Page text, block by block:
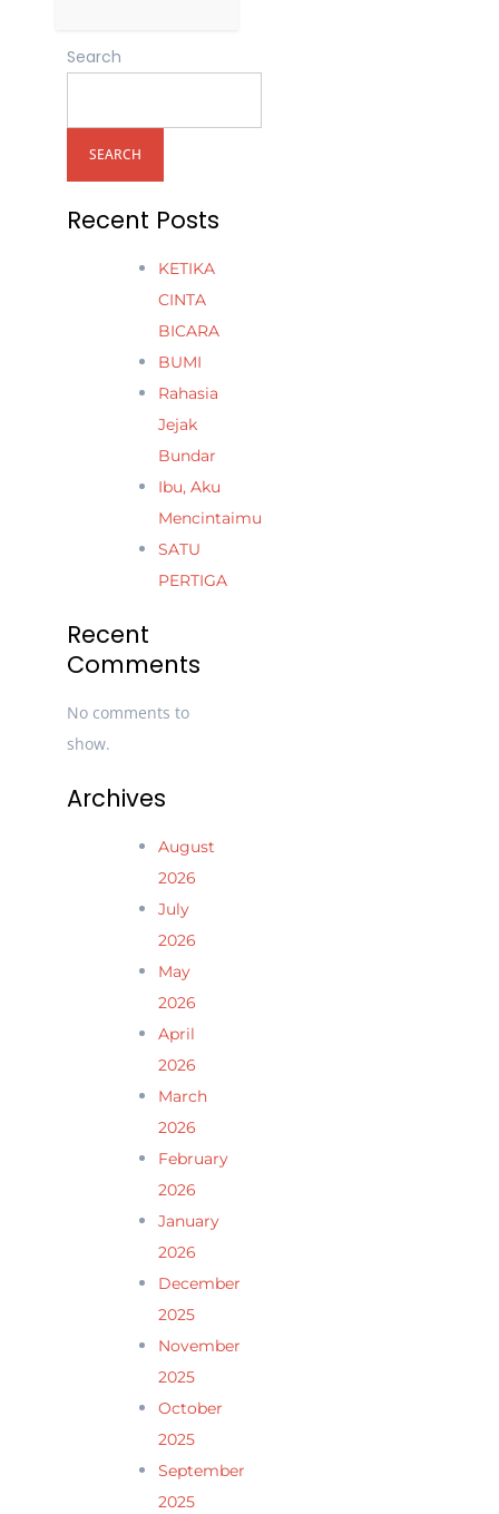
Search
SEARCH
Recent Posts
KETIKA
CINTA
BICARA
BUMI
Rahasia
Jejak
Bundar
Ibu, Aku
Mencintaimu
SATU
PERTIGA
Recent
Comments
No comments to
show.
Archives
August
2026
July
2026
May
2026
April
2026
March
2026
February
2026
January
2026
December
2025
November
2025
October
2025
September
2025